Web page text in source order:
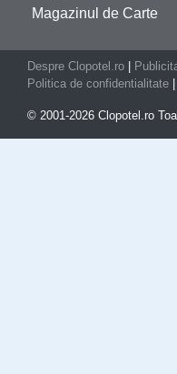
Magazinul de Carte
Despre Clopotel.ro |
Politica de confidentialitate |
© 2001-2026 Clopotel.ro